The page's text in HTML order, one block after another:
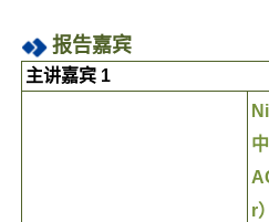
报告嘉宾
主讲嘉宾 1
r）